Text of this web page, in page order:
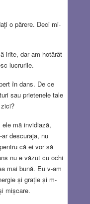
o părere. Deci mi-
irite, dar am hotărât
lucrurile.
în dans. De ce
sau prietenele tale
mă invidiază,
descuraja, nu
că ei vor să
nu e văzut cu ochi
mai bună. Eu v-am
și grație și m-
mișcare.